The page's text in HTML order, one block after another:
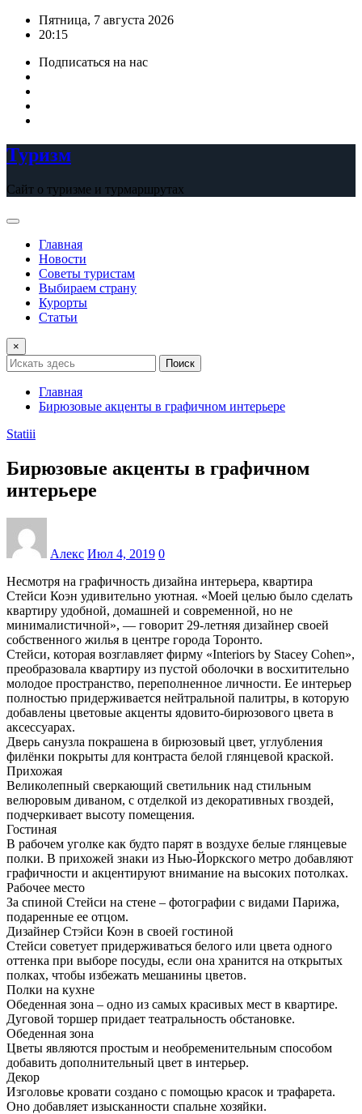
ПерейтиПятница, 7 августа 2026
20:15
Подписаться на нас
Туризм
Сайт о туризме и турмаршрутах
Главная
Новости
Советы туристам
Выбираем страну
Курорты
Статьи
×
Поиск
Главная
Бирюзовые акценты в графичном интерьере
Statiii
Бирюзовые акценты в графичном
интерьере
Алекс Июл 4, 2019 0
Несмотря на графичность дизайна интерьера, квартира
Стейси Коэн удивительно уютная. «Моей целью было сделать
квартиру удобной, домашней и современной, но не
минималистичной», — говорит 29-летняя дизайнер своей
собственного жилья в центре города Торонто.
Стейси, которая возглавляет фирму «Interiors by Stacey Cohen»,
преобразовала квартиру из пустой оболочки в восхитительно
молодое пространство, переполненное личности. Ее интерьер
полностью придерживается нейтральной палитры, в которую
добавлены цветовые акценты ядовито-бирюзового цвета в
аксессуарах.
Дверь санузла покрашена в бирюзовый цвет, углубления
филёнки покрыты для контраста белой глянцевой краской.
Прихожая
Великолепный сверкающий светильник над стильным
велюровым диваном, с отделкой из декоративных гвоздей,
подчеркивает высоту помещения.
Гостиная
В рабочем уголке как будто парят в воздухе белые глянцевые
полки. В прихожей знаки из Нью-Йоркского метро добавляют
графичности и акцентируют внимание на высоких потолках.
Рабочее место
За спиной Стейси на стене – фотографии с видами Парижа,
подаренные ее отцом.
Дизайнер Стэйси Коэн в своей гостиной
Стейси советует придерживаться белого или цвета одного
оттенка при выборе посуды, если она хранится на открытых
полках, чтобы избежать мешанины цветов.
Полки на кухне
Обеденная зона – одно из самых красивых мест в квартире.
Дуговой торшер придает театральность обстановке.
Обеденная зона
Цветы являются простым и необременительным способом
добавить дополнительный цвет в интерьер.
Декор
Изголовье кровати создано с помощью красок и трафарета.
Оно добавляет изысканности спальне хозяйки.